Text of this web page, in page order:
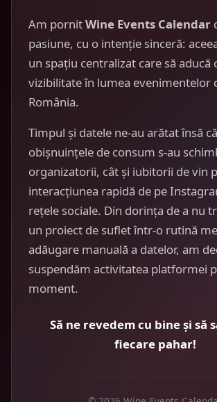
Am pornitWine Events Calendar
pasiune, cu o intenție sinceră:
un spațiu centralizat care să aducă
vizibilitate în lumea evenimentelor
România.
Timpul și datele ne-au arătat însă că
obișnuințele de consum s-au
organizatorii, cât și iubitorii de vin
interacțiunea rapidă de pe
rețele sociale. Din dorința de a nu
un proiect de suflet într-o rutină
adăugare manuală a datelor, am
suspendăm activitatea platformei
moment.
Să ne revedem cu bine și să
fiecare pahar!